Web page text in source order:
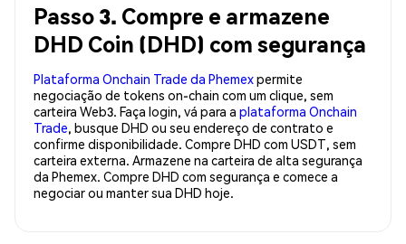
Passo 3. Compre e armazene
DHD Coin (DHD) com segurança
Plataforma Onchain Trade da Phemexpermite
negociação de tokens on-chain com um clique, sem
carteira Web3. Faça login, vá para a plataforma Onchain
Trade, busque DHD ou seu endereço de contrato e
confirme disponibilidade. Compre DHD com USDT, sem
carteira externa. Armazene na carteira de alta segurança
da Phemex. Compre DHD com segurança e comece a
negociar ou manter sua DHD hoje.